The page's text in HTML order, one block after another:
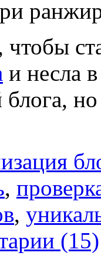
и несла
блога,
,
,
(15)